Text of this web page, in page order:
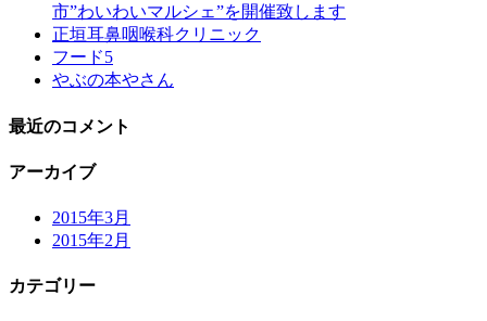
市”わいわいマルシェ”を開催致します
正垣耳鼻咽喉科クリニック
フード5
やぶの本やさん
最近のコメント
アーカイブ
2015年3月
2015年2月
カテゴリー